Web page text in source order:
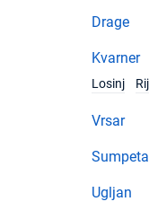
Drage
Kvarner
Losinj
Vrsar
Ugljan